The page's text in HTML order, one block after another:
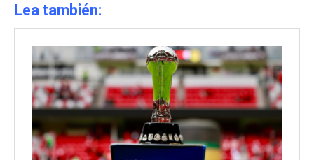
Lea también: